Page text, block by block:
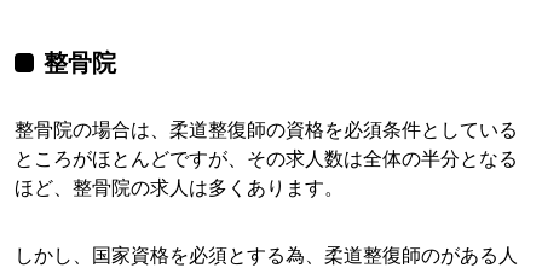
整骨院
整骨院の場合は、柔道整復師の資格を必須条件としている
ところがほとんどですが、その求人数は全体の半分となる
ほど、整骨院の求人は多くあります。
しかし、国家資格を必須とする為、柔道整復師のがある人